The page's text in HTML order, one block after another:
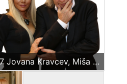
017 Jovana Kravcev, Miša Kravcev – pred izložbu u Kralja Milana 2019 (croped)